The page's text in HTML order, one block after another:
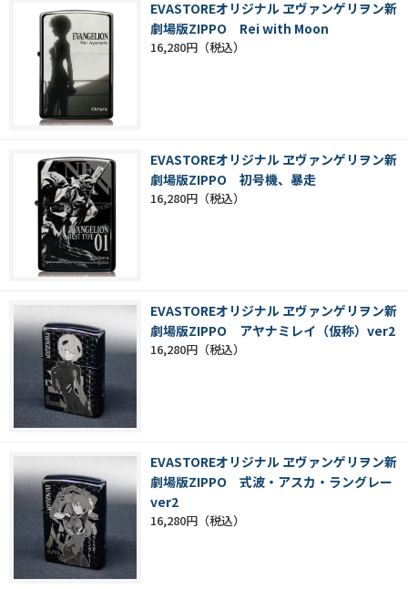
EVASTOREオリジナル ヱヴァンゲリヲン新
劇場版ZIPPO Rei with Moon
16,280円
EVASTOREオリジナル ヱヴァンゲリヲン新
劇場版ZIPPO 初号機、暴走
16,280円
EVASTOREオリジナル ヱヴァンゲリヲン新
劇場版ZIPPO アヤナミレイ（仮称）ver2
16,280円
EVASTOREオリジナル ヱヴァンゲリヲン新
劇場版ZIPPO 式波・アスカ・ラングレー
ver2
16,280円